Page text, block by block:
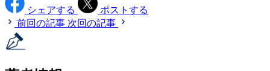
シェアする
ポストする
前回の記事 次回の記事